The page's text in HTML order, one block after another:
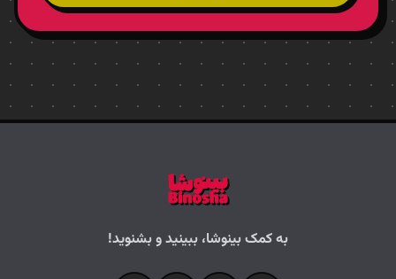
به کمک بینوشا، ببینید و بشنوید!